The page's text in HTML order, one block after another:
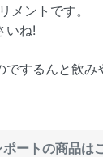
メントです。
いね!
するんと飲み
ートの商品は